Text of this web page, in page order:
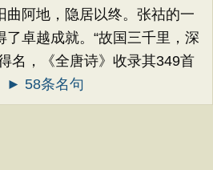
曲阿地，隐居以终。张祜的一
卓越成就。“故国三千里，深
名，《全唐诗》收录其349首
► 58条名句